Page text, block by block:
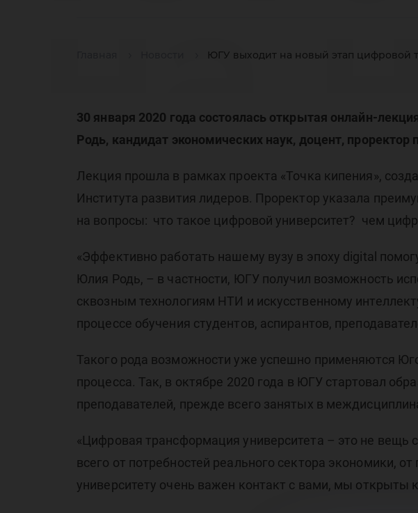
ЮГУ выходит на новый этап цифровой
на
30 января 2020 года состоялась открытая онлайн-
Родь, кандидат экономических наук, доцент,
Лекция прошла в рамках проекта «Точка кипения»,
Института развития лидеров. Проректор указала
на вопросы: что такое цифровой университет? чем
«Эффективно работать нашему вузу в эпоху digital
Юлия Родь, – в частности, ЮГУ получил возможность
сквозным технологиям НТИ и искусственному
процессе обучения студентов, аспирантов,
Такого рода возможности уже успешно применяются
процесса. Так, в октябре 2020 года в ЮГУ стартовал
преподавателей, прежде всего занятых в
«Цифровая трансформация университета – это не вещь
всего от потребностей реального сектора экономики,
университету очень важен контакт с вами, мы открыты